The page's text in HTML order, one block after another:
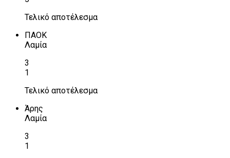
Τελικό αποτέλεσμα
ΠΑΟΚ
Λαμία
3
1
Τελικό αποτέλεσμα
Άρης
Λαμία
3
1